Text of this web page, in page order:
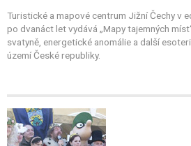
Turistické a mapové centrum Jižní Čechy v
po dvanáct let vydává „Mapy tajemných
svatyně, energetické anomálie a další
území České republiky.